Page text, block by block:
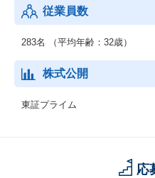
従業員数
283名 （平均年齢：32歳）
株式公開
東証プライム
応